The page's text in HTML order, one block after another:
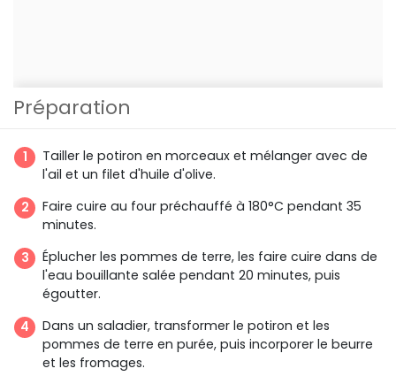
Préparation
Tailler le potiron en morceaux et mélanger avec de
l'ail et un filet d'huile d'olive.
Faire cuire au four préchauffé à 180°C pendant 35
minutes.
Éplucher les pommes de terre, les faire cuire dans de
l'eau bouillante salée pendant 20 minutes, puis
égoutter.
Dans un saladier, transformer le potiron et les
pommes de terre en purée, puis incorporer le beurre
et les fromages.